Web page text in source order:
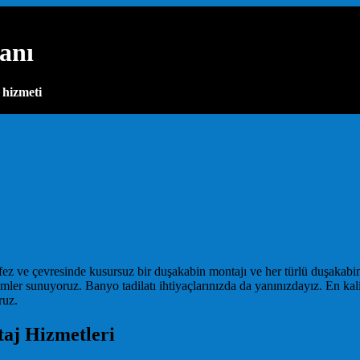
hizmeti
ve çevresinde kusursuz bir duşakabin montajı ve her türlü
sunuyoruz. Banyo tadilatı ihtiyaçlarınızda da yanınızdayız. En
Hizmetleri